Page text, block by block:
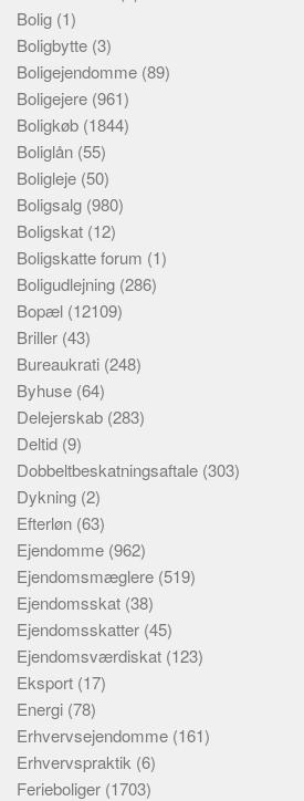
Bolig (1)
Boligbytte (3)
Boligejendomme (89)
Boligejere (961)
Boligkøb (1844)
Boliglån (55)
Boligleje (50)
Boligsalg (980)
Boligskat (12)
Boligskatte forum (1)
Boligudlejning (286)
Bopæl (12109)
Briller (43)
Bureaukrati (248)
Byhuse (64)
Delejerskab (283)
Deltid (9)
Dobbeltbeskatningsaftale (303)
Dykning (2)
Efterløn (63)
Ejendomme (962)
Ejendomsmæglere (519)
Ejendomsskat (38)
Ejendomsskatter (45)
Ejendomsværdiskat (123)
Eksport (17)
Energi (78)
Erhvervsejendomme (161)
Erhvervspraktik (6)
Ferieboliger (1703)